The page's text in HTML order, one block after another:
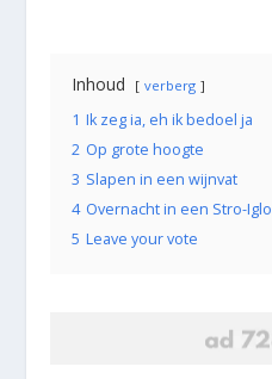
Inhoud verberg
1 Ik zeg ia, eh ik bedoel ja
2 Op grote hoogte
3 Slapen in een wijnvat
4 Overnacht in een Stro-Iglo
5 Leave your vote